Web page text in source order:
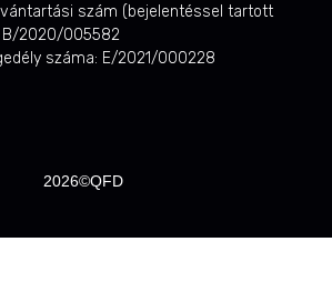
szám (bejelentéssel tartott
B/2020/005582
száma: E/2021/000228
2026©QFD